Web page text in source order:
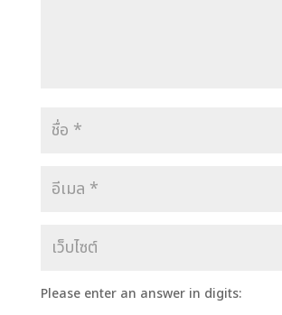
Please enter an answer in digits: